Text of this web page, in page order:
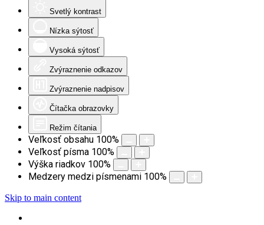
Svetlý kontrast
Nízka sýtosť
Vysoká sýtosť
Zvýraznenie odkazov
Zvýraznenie nadpisov
Čítačka obrazovky
Režim čítania
Veľkosť obsahu 100%
Veľkosť písma 100%
Výška riadkov 100%
Medzery medzi písmenami 100%
Skip to main content